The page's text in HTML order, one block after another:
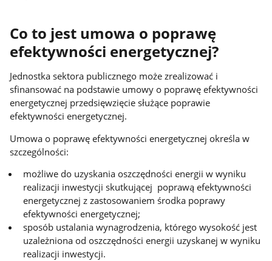
Co to jest umowa o poprawę
efektywności energetycznej?
Jednostka sektora publicznego może zrealizować i
sfinansować na podstawie umowy o poprawę efektywności
energetycznej przedsięwzięcie służące poprawie
efektywności energetycznej.
Umowa o poprawę efektywności energetycznej określa w
szczególności:
możliwe do uzyskania oszczędności energii w wyniku
realizacji inwestycji skutkującej poprawą efektywności
energetycznej z zastosowaniem środka poprawy
efektywności energetycznej;
sposób ustalania wynagrodzenia, którego wysokość jest
uzależniona od oszczędności energii uzyskanej w wyniku
realizacji inwestycji.